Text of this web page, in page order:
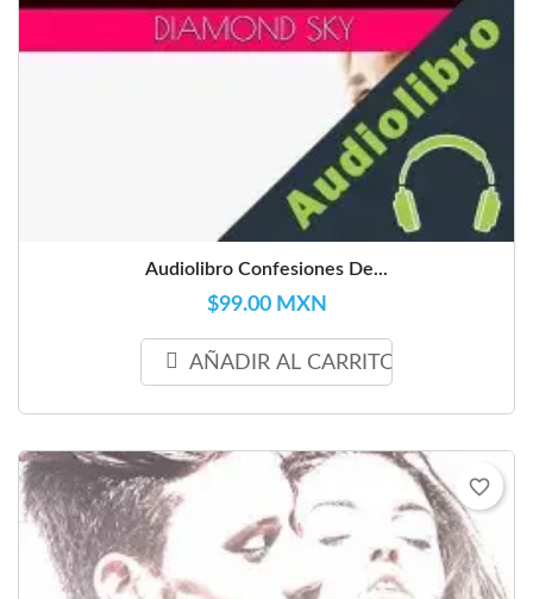
Audiolibro Confesiones De...
$99.00 MXN
AÑADIR AL CARRITO
favorite_border